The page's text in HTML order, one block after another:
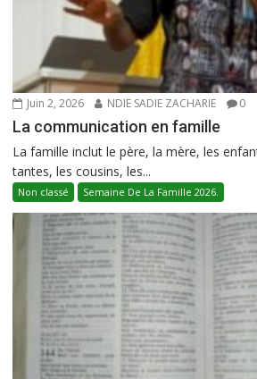
Juin 2, 2026 NDIE SADIE ZACHARIE 0
La communication en famille
La famille inclut le père, la mère, les
tantes, les cousins, les...
Non classé Semaine De La Famille 2026.